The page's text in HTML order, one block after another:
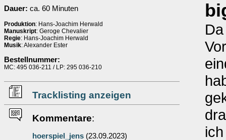
Dauer: ca. 60 Minuten
Produktion: Hans-Joachim Herwald
Manuskript: Geroge Chevalier
Regie: Hans-Joachim Herwald
Musik: Alexander Ester
Bestellnummer:
MC: 495 036-211 / LP: 295 036-210
Tracklisting anzeigen
Kommentare:
hoerspiel_jens (23.09.2023)